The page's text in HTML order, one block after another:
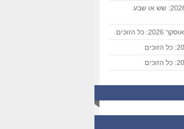
דוקאביב 2026: שש או שבע
אוסקר 2026: כל הזוכים